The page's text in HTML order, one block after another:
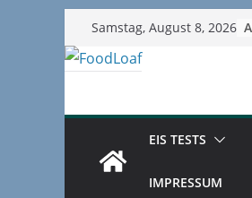
Zum
Inhalt
springen
Samstag, August 8, 2026
EIS TESTS
IMPRESSUM